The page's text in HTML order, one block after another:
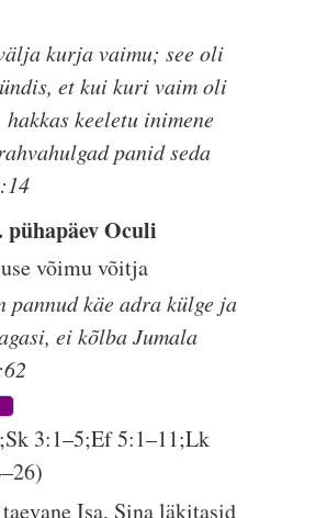
kurja vaimu; see oli
et kui kuri vaim oli
keeletu inimene
panid seda
pühapäev Oculi
võimu võitja
pannud käe adra külge ja
ei kõlba Jumala
3:1–5;Ef 5:1–11;Lk
Isa, Sina läkitasid